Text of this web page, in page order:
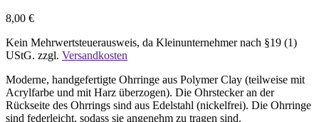
8,00 €
Kein Mehrwertsteuerausweis, da Kleinunternehmer nach §19 (1)
UStG. zzgl. Versandkosten
Moderne, handgefertigte Ohrringe aus Polymer Clay (teilweise mit
Acrylfarbe und mit Harz überzogen). Die Ohrstecker an der
Rückseite des Ohrrings sind aus Edelstahl (nickelfrei). Die Ohrringe
sind federleicht, sodass sie angenehm zu tragen sind.